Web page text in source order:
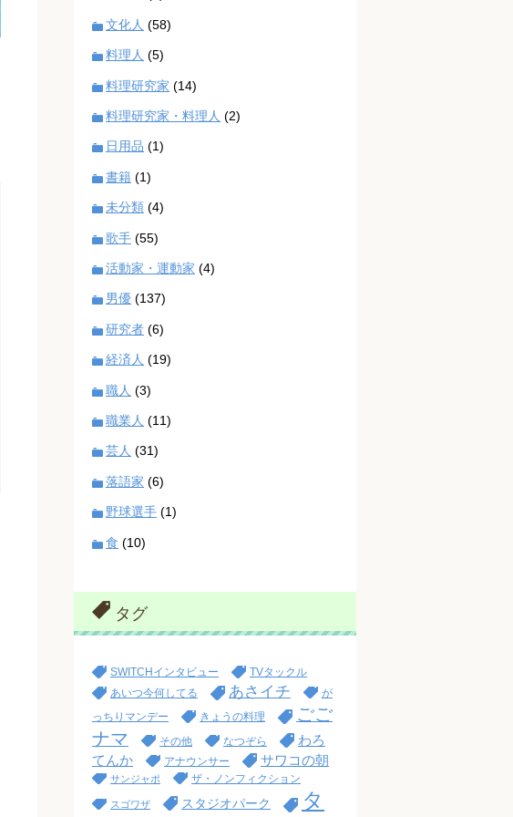
文化人 (58)
料理人 (5)
料理研究家 (14)
料理研究家・料理人 (2)
日用品 (1)
書籍 (1)
未分類 (4)
歌手 (55)
活動家・運動家 (4)
男優 (137)
研究者 (6)
経済人 (19)
職人 (3)
職業人 (11)
芸人 (31)
落語家 (6)
野球選手 (1)
食 (10)
タグ
SWITCHインタビュー
TVタックル
あいつ今何してる
あさイチ
が
っちりマンデー
きょうの料理
ごご
ナマ
その他 なつぞら
わろ
てんか
アナウンサー サワコの朝
サンジャポ ザ・ノンフィクション
スゴワザ スタジオパーク タ